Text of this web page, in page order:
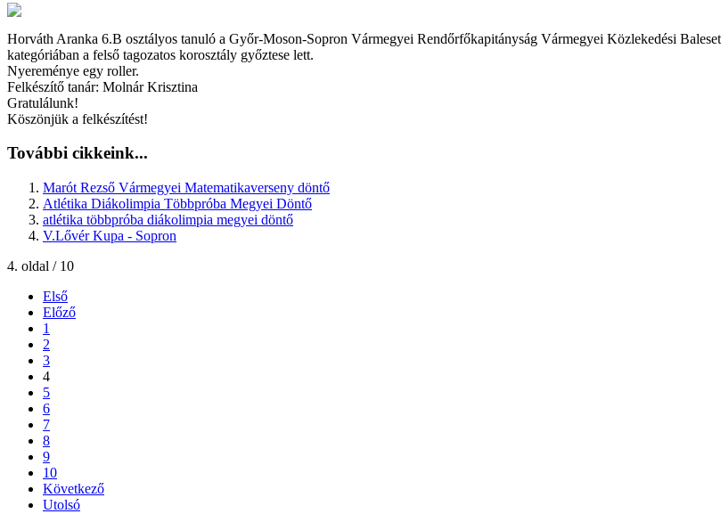
Horváth Aranka 6.B osztályos tanuló a Győr-Moson-Sopron Vármegyei Rendőrfőkapitányság Vármegyei Közlekedési
kategóriában a felső tagozatos korosztály győztese lett.
Nyereménye egy roller.
Felkészítő tanár: Molnár Krisztina
Gratulálunk!
Köszönjük a felkészítést!
További cikkeink...
Marót Rezső Vármegyei Matematikaverseny döntő
Atlétika Diákolimpia Többpróba Megyei Döntő
atlétika többpróba diákolimpia megyei döntő
V.Lővér Kupa - Sopron
4. oldal / 10
Első
Előző
1
2
3
4
5
6
7
8
9
10
Következő
Utolsó